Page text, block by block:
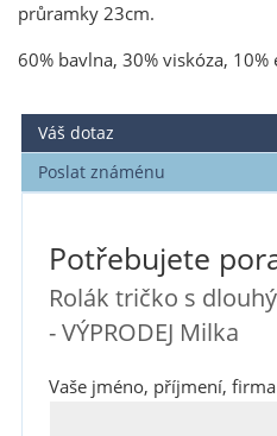
průramky 23cm.
60% bavlna, 30% viskóza, 10%
Váš dotaz
Poslat známénu
Potřebujete
Rolák tričko s
- VÝPRODEJ Milka
Vaše jméno, příjmení, firma